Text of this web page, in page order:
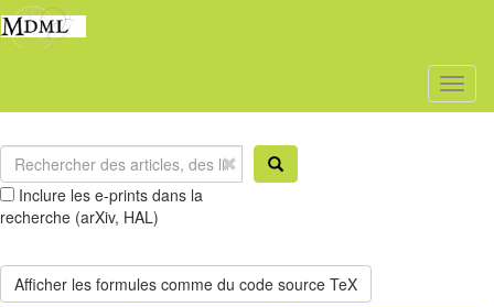
Inclure les e-prints dans la
recherche (arXiv, HAL)